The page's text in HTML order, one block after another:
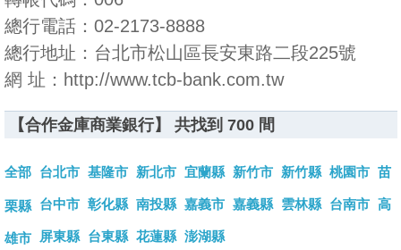
總行電話：02-2173-8888
總行地址：台北市松山區長安東路二段225號
網 址：http://www.tcb-bank.com.tw
【合作金庫商業銀行】 共找到 700 間
全部 台北市 基隆市 新北市 宜蘭縣 新竹市 新竹縣 桃園市 苗
栗縣 台中市 彰化縣 南投縣 嘉義市 嘉義縣 雲林縣 台南市 高
雄市 屏東縣 台東縣 花蓮縣 澎湖縣